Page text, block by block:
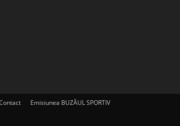
Emisiunea BUZĂUL SPORTIV